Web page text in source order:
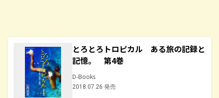
とろとろトロピカル ある旅の記録と
記憶。 第4巻
D-Books
2018.07.26 発売